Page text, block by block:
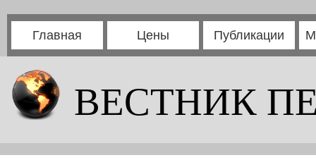
Главная Цены Публикации
ВЕСТНИК